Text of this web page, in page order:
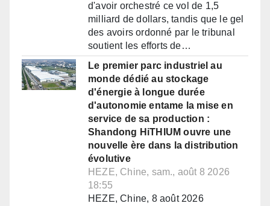
d'avoir orchestré ce vol de 1,5
milliard de dollars, tandis que le gel
des avoirs ordonné par le tribunal
soutient les efforts de…
Le premier parc industriel au
monde dédié au stockage
d'énergie à longue durée
d'autonomie entame la mise en
service de sa production :
Shandong HiTHIUM ouvre une
nouvelle ère dans la distribution
évolutive
HEZE, Chine, sam., août 8 2026
18:55
HEZE, Chine, 8 août 2026